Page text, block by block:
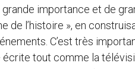
importance et de
de l’histoire », en
C’est très
écrite tout comme la